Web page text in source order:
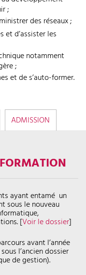
;
des réseaux ;
et d’assister les
notamment
;
et de s’auto-former.
ADMISSION
ayant entamé un
sous le nouveau
[Voir le dossier]
avant l’année
l’ancien dossier
de gestion).